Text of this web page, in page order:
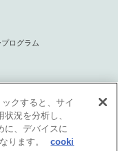
ログラム
クすると、サイ
況を分析し、
に、デバイスに
ります。
cooki